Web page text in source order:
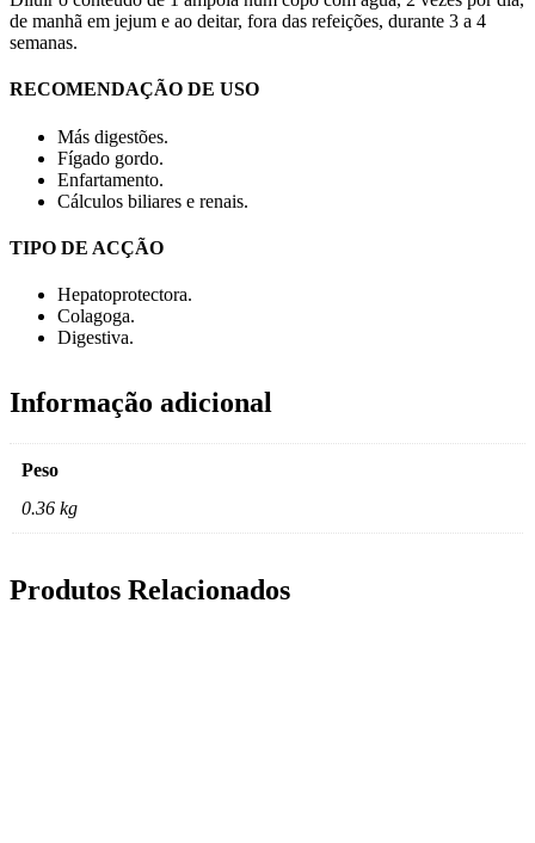
de manhã em jejum e ao deitar, fora das refeições, durante 3 a 4
semanas.
RECOMENDAÇÃO DE USO
Más digestões.
Fígado gordo.
Enfartamento.
Cálculos biliares e renais.
TIPO DE ACÇÃO
Hepatoprotectora.
Colagoga.
Digestiva.
Informação adicional
Peso
0.36 kg
Produtos Relacionados